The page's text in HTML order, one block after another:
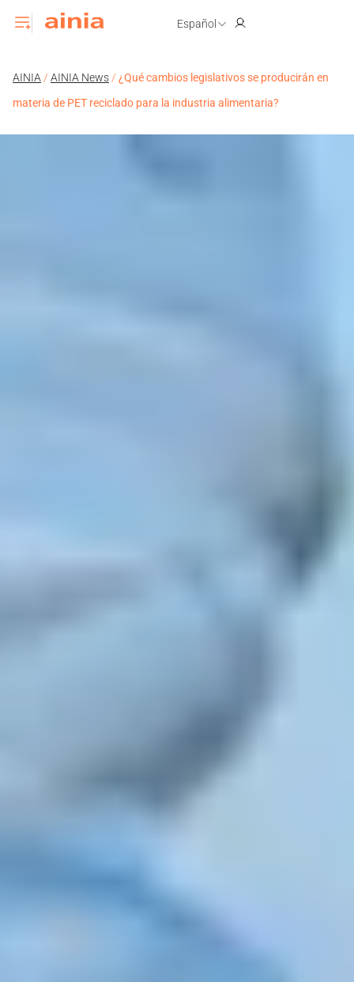
Español
AINIA / AINIA News / ¿Qué cambios legislativos se producirán en
materia de PET reciclado para la industria alimentaria?